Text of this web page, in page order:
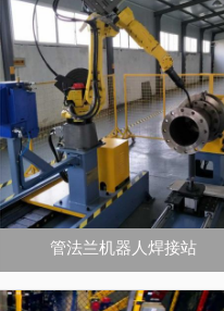
管法兰机器人焊接站